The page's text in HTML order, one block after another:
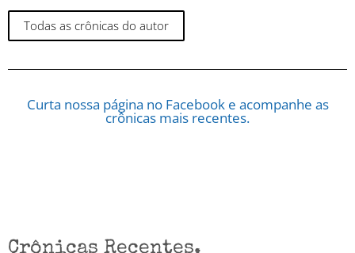
Todas as crônicas do autor
Curta nossa página no Facebook e acompanhe as
crônicas mais recentes.
Crônicas Recentes.